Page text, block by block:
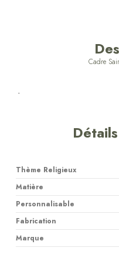
Cadre
-
Thème Religieux
Matière
Personnalisable
Fabrication
Marque